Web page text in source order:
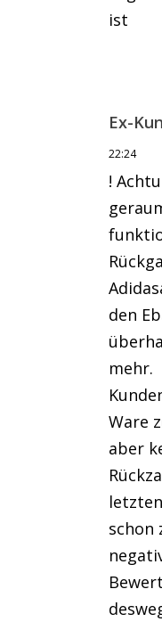
ist
Ex-
22:24
!
den
mehr.
Ware
aber
schon